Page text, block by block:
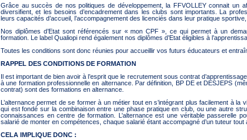
Grâce au succès de nos politiques de développement, la FFVOLLEY connait un
diversifient, et les besoins d’encadrement dans les clubs sont importants. La
leurs capacités d’accueil, l’accompagnement des licenciés dans leur pratique
Nos diplômes d’Etat sont référencés sur « mon CPF », ce qui permet à un
formation. Le label Qualiopi rend également nos diplômes d’Etat éligibles à
Toutes les conditions sont donc réunies pour accueillir vos futurs éducateurs et
RAPPEL DES CONDITIONS DE FORMATION
Il est important de bien avoir à l’esprit que le recrutement sous contrat
à une formation professionnelle en alternance. Par définition, BP DE et DESJEPS
contrat) sont des formations en alternance.
L’alternance permet de se former à un métier tout en s’intégrant plus facilement à la
qui est fondé sur la combinaison entre une phase pratique en club, ou une autre
connaissances en centre de formation. L’alternance est une véritable passerelle
salarié de monter en compétences, chaque salarié étant accompagné d’un tuteur tout
CELA IMPLIQUE DONC :